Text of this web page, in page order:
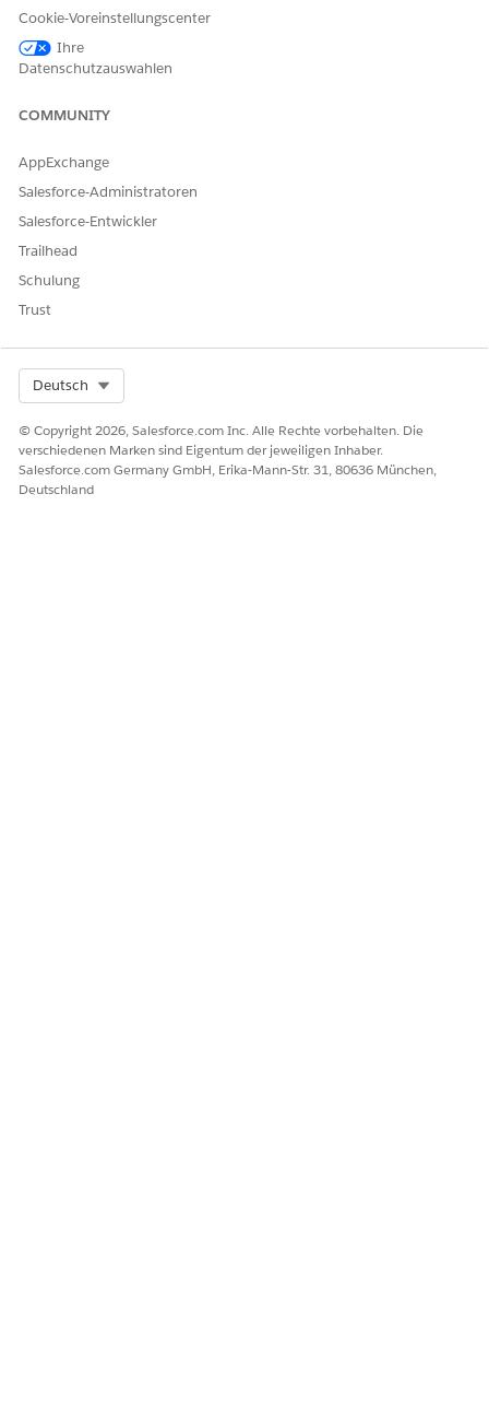
Siehe auch
InsPolicyService:createOutOfSequencePolicyVersion
Geben Sie uns Feedback, damit wir uns verbessern können.
Cookie-Voreinstellungscenter
Ihre
Datenschutzauswahlen
COMMUNITY
AppExchange
Salesforce-Administratoren
Salesforce-Entwickler
Trailhead
Schulung
Trust
Deutsch
© Copyright 2026, Salesforce.com Inc. Alle Rechte vorbehalten. Die
verschiedenen Marken sind Eigentum der jeweiligen Inhaber.
Salesforce.com Germany GmbH, Erika-Mann-Str. 31, 80636 München,
Deutschland